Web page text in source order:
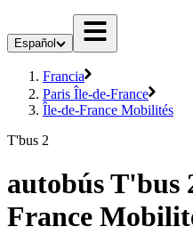
Español
Francia
Paris Île-de-France
Île-de-France Mobilités
T'bus 2
autobús T'bus
France